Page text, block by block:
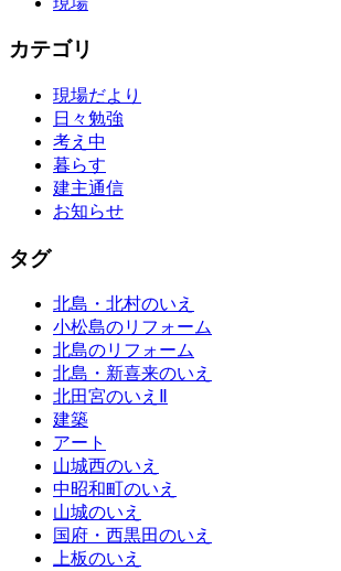
カテゴリ
現場だより
日々勉強
考え中
暮らす
建主通信
お知らせ
タグ
北島・北村のいえ
小松島のリフォーム
北島のリフォーム
北島・新喜来のいえ
北田宮のいえⅡ
建築
アート
山城西のいえ
中昭和町のいえ
山城のいえ
国府・西黒田のいえ
上板のいえ